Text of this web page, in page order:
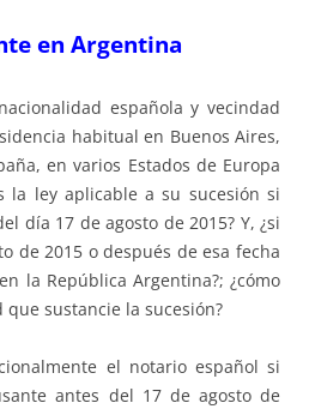
en Argentina
española y vecindad
habitual en Buenos Aires,
en varios Estados de Europa
la ley aplicable a su sucesión si
día 17 de agosto de 2015? Y, ¿si
de 2015 o después de esa fecha
la República Argentina?; ¿cómo
sustancie la sucesión?
el notario español si
antes del 17 de agosto de